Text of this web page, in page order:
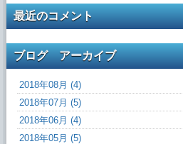
最近のコメント
ブログ アーカイブ
2018年08月 (4)
2018年07月 (5)
2018年06月 (4)
2018年05月 (5)